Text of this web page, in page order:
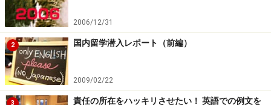
もう一つご紹介したいのが、アメリカの社会心理学者ロ
バート・レヴィーンらが執筆した「あなたはどれだけ待
てますか～せっかち文化とのんびり文化の徹底比較
～」。
2006/12/31
2 国内留学潜入レポート（前編）
2009/02/22
3
責任の所在をハッキリさせたい！ 英語での例文を